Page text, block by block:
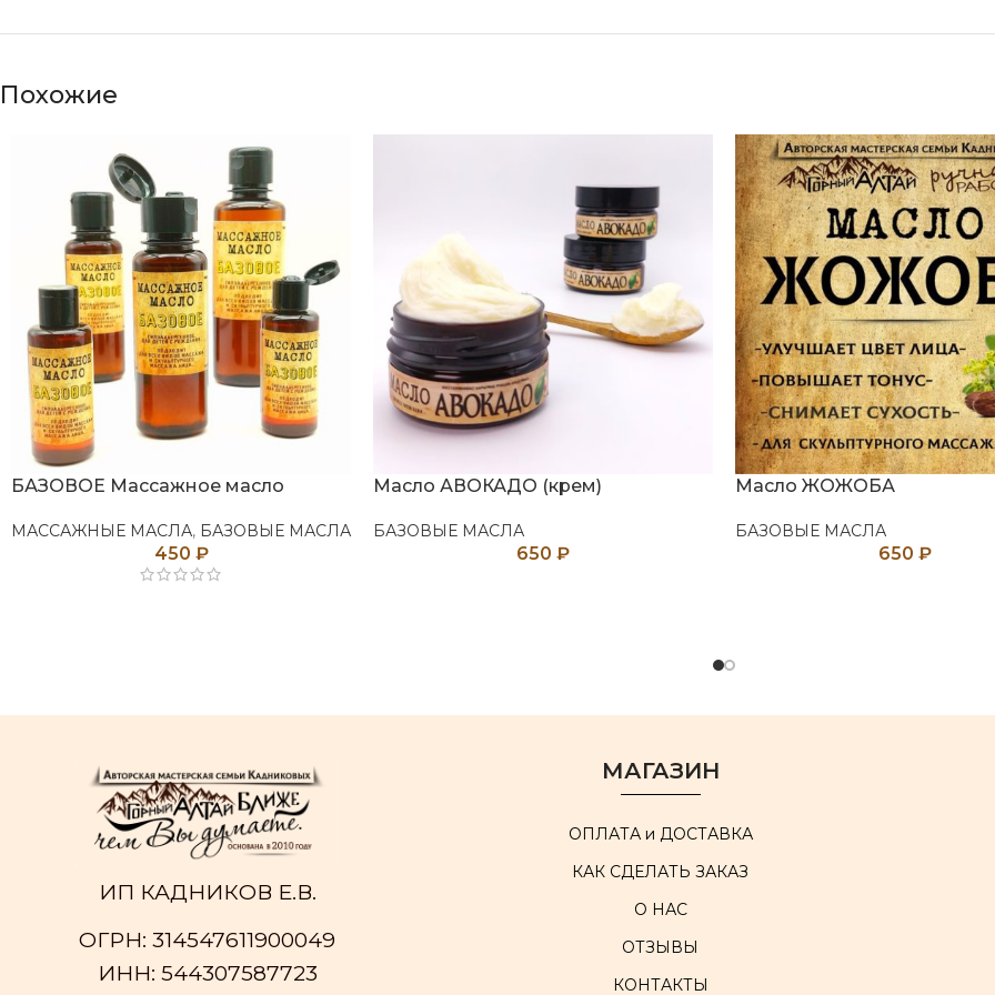
Похожие
БАЗОВОЕ Массажное масло
МАССАЖНЫЕ МАСЛА, БАЗОВЫЕ МАСЛА
450 ₽
Масло АВОКАДО (крем)
БАЗОВЫЕ МАСЛА
650 ₽
Масло ЖОЖОБА
БАЗОВЫЕ МАСЛА
650 ₽
ИП КАДНИКОВ Е.В.
ОГРН: 314547611900049
ИНН: 544307587723
МАГАЗИН
ОПЛАТА и ДОСТАВКА
КАК СДЕЛАТЬ ЗАКАЗ
О НАС
ОТЗЫВЫ
КОНТАКТЫ